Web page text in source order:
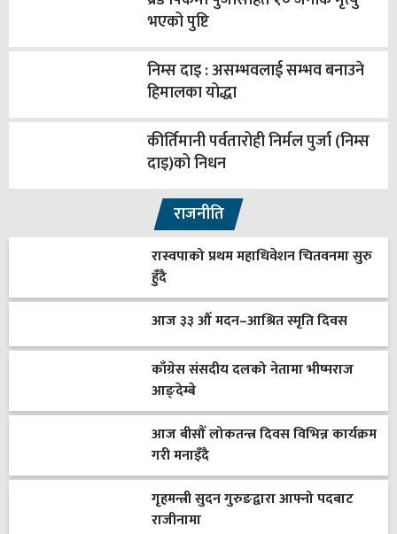
भएको पुष्टि
निम्स दाइ : असम्भवलाई सम्भव बनाउने
हिमालका योद्धा
कीर्तिमानी पर्वतारोही निर्मल पुर्जा (निम्स
दाइ)को निधन
राजनीति
रास्वपाको प्रथम महाधिवेशन चितवनमा सुरु
हुँदै
आज ३३ औँ मदन–आश्रित स्मृति दिवस
काँग्रेस संसदीय दलको नेतामा भीष्मराज
आङ्देम्बे
आज बीसौँ लोकतन्त्र दिवस विभिन्न कार्यक्रम
गरी मनाइँदै
गृहमन्त्री सुदन गुरुङद्वारा आफ्नो पदबाट
राजीनामा